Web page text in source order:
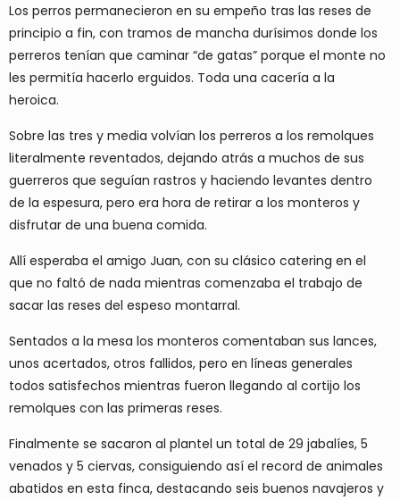
Los perros permanecieron en su empeño tras las reses de
principio a fin, con tramos de mancha durísimos donde los
perreros tenían que caminar “de gatas” porque el monte no
les permitía hacerlo erguidos. Toda una cacería a la
heroica.
Sobre las tres y media volvían los perreros a los remolques
literalmente reventados, dejando atrás a muchos de sus
guerreros que seguían rastros y haciendo levantes dentro
de la espesura, pero era hora de retirar a los monteros y
disfrutar de una buena comida.
Allí esperaba el amigo Juan, con su clásico catering en el
que no faltó de nada mientras comenzaba el trabajo de
sacar las reses del espeso montarral.
Sentados a la mesa los monteros comentaban sus lances,
unos acertados, otros fallidos, pero en líneas generales
todos satisfechos mientras fueron llegando al cortijo los
remolques con las primeras reses.
Finalmente se sacaron al plantel un total de 29 jabalíes, 5
venados y 5 ciervas, consiguiendo así el record de animales
abatidos en esta finca, destacando seis buenos navajeros y